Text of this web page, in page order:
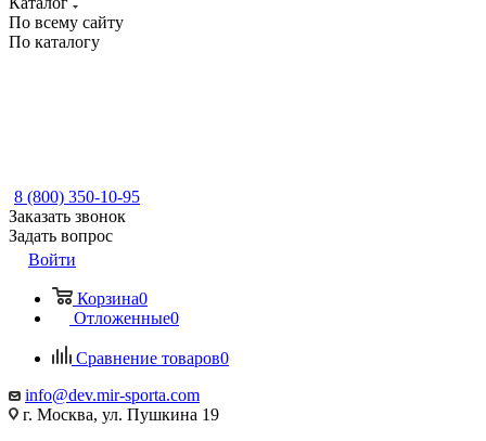
По всему сайту
По каталогу
8 (800) 350-10-95
Заказать звонок
Задать вопрос
Войти
Корзина0
Отложенные0
Сравнение товаров0
info@dev.mir-sporta.com
г. Москва, ул. Пушкина 19